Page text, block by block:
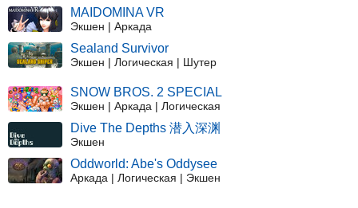
MAIDOMINA VR
Экшен | Аркада
Sealand Survivor
Экшен | Логическая | Шутер
SNOW BROS. 2 SPECIAL
Экшен | Аркада | Логическая
Dive The Depths 潜入深渊
Экшен
Oddworld: Abe's Oddysee
Аркада | Логическая | Экшен